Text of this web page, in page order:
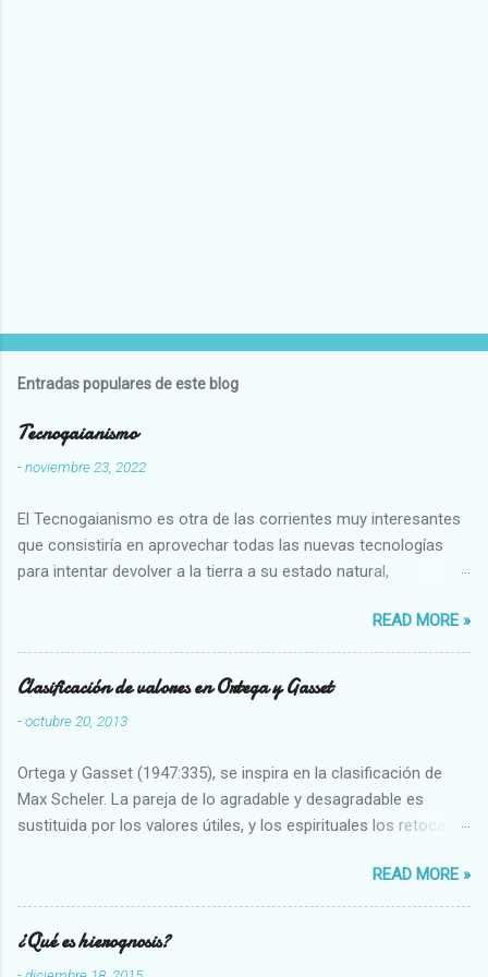
Entradas populares de este blog
Tecnogaianismo
-noviembre 23, 2022
El Tecnogaianismo es otra de las corrientes muy interesantes
que consistiría en aprovechar todas las nuevas tecnologías
para intentar devolver a la tierra a su estado natural,
READ MORE »
Clasificación de valores en Ortega y Gasset
-octubre 20, 2013
Ortega y Gasset (1947:335), se inspira en la clasificación de
Max Scheler. La pareja de lo agradable y desagradable es
sustituida por los valores útiles, y los espirituales los retoca.
Abundante-Escaso,etc 2 VITALES Sano-Enfermo Selecto-
Vulgar Enérgico-Inerte Fuerte-Débil,etc. 3 ESPIRITUALES a)
Intelectuales Conocimiento-Error Exacto-Aproximado
Evidente-Probable,etc b) Morales Bueno-malo Bondadoso-
READ MORE »
¿Qué es hierognosis?